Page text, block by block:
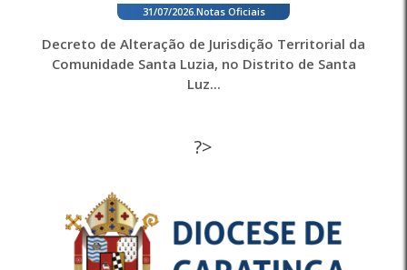
31/07/2026. Notas Oficiais
Decreto de Alteração de Jurisdição Territorial da
Comunidade Santa Luzia, no Distrito de Santa
Luz...
?>